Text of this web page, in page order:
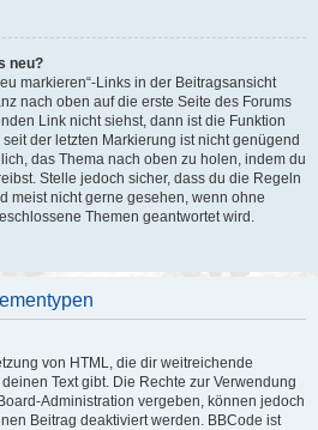
neu?
markieren“-Links in der Beitragsansicht
nach oben auf die erste Seite des Forums
Link nicht siehst, dann ist die Funktion
der letzten Markierung ist nicht genügend
das Thema nach oben zu holen, indem du
Stelle jedoch sicher, dass du die Regeln
meist nicht gerne gesehen, wenn ohne
Themen geantwortet wird.
von HTML, die dir weitreichende
Text gibt. Die Rechte zur Verwendung
Administration vergeben, können jedoch
Beitrag deaktiviert werden. BBCode ist